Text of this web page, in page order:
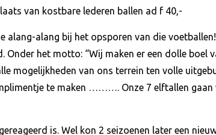
van kostbare lederen ballen ad f 40,-
alang bij het opsporen van die
het motto: “Wij maken er een dolle boel
mogelijkheden van ons terrein ten volle
te maken ………. Onze 7 elftallen gaan
is. Wel kon 2 seizoenen later een